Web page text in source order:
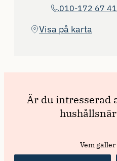
Telefon 010-172 67 41
Visa på karta